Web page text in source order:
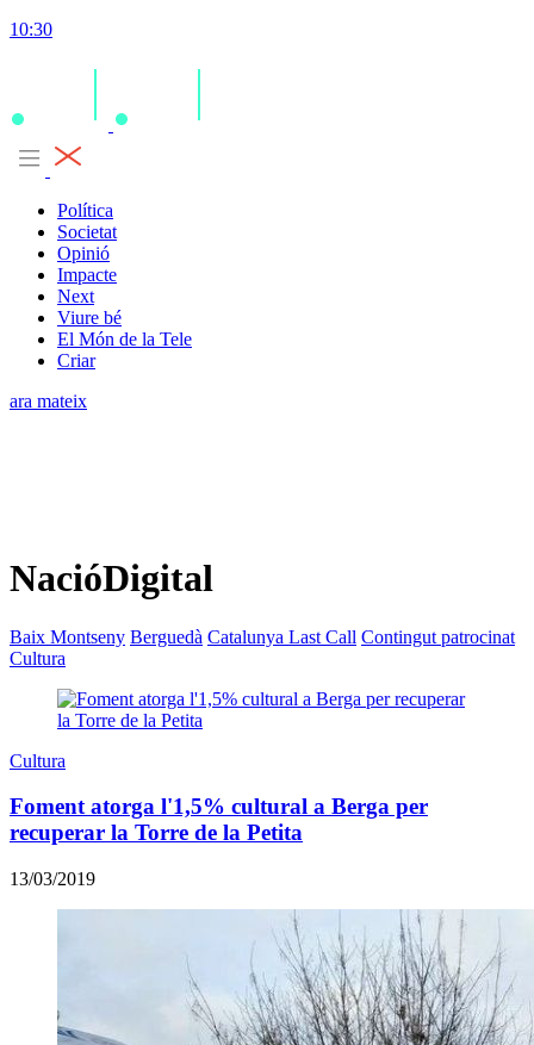
10:30
Política
Societat
Opinió
Impacte
Next
Viure bé
El Món de la Tele
Criar
ara mateix
NacióDigital
Baix Montseny Berguedà Catalunya Last Call Contingut patrocinat
Cultura
Cultura
Foment atorga l'1,5% cultural a Berga per
recuperar la Torre de la Petita
13/03/2019